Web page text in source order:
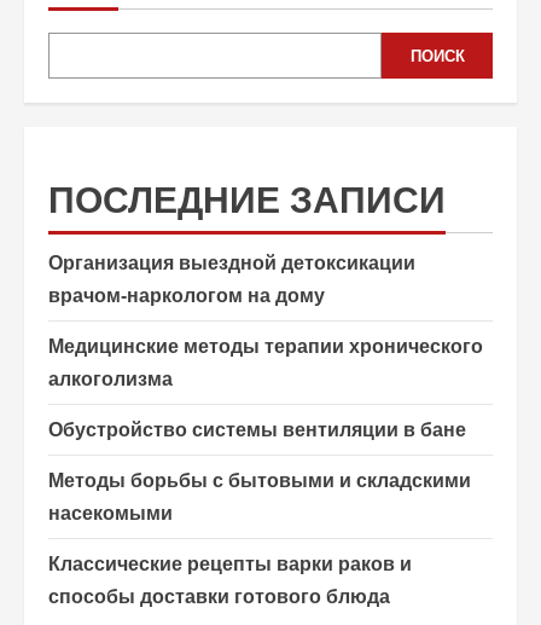
ПОИСК
ПОСЛЕДНИЕ ЗАПИСИ
Организация выездной детоксикации
врачом-наркологом на дому
Медицинские методы терапии хронического
алкоголизма
Обустройство системы вентиляции в бане
Методы борьбы с бытовыми и складскими
насекомыми
Классические рецепты варки раков и
способы доставки готового блюда